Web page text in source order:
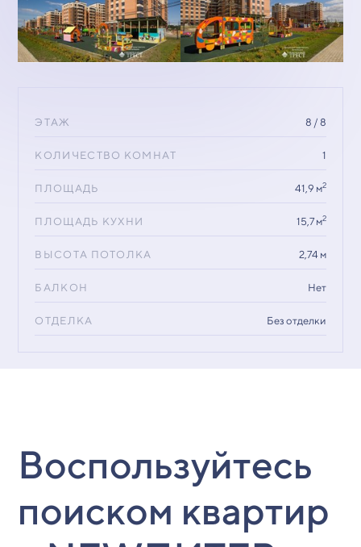
ЭТАЖ 8 / 8
КОЛИЧЕСТВО КОМНАТ 1
ПЛОЩАДЬ 41,9 м2
ПЛОЩАДЬ КУХНИ 15,7 м2
ВЫСОТА ПОТОЛКА 2,74 м
БАЛКОН Нет
ОТДЕЛКА Без отделки
Воспользуйтесь
поиском квартир